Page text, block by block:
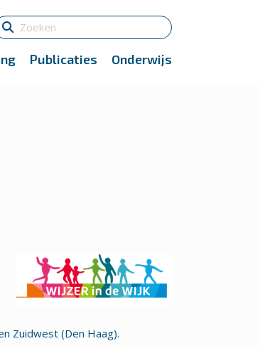
Publicaties Onderwijs
Zuidwest (Den Haag).